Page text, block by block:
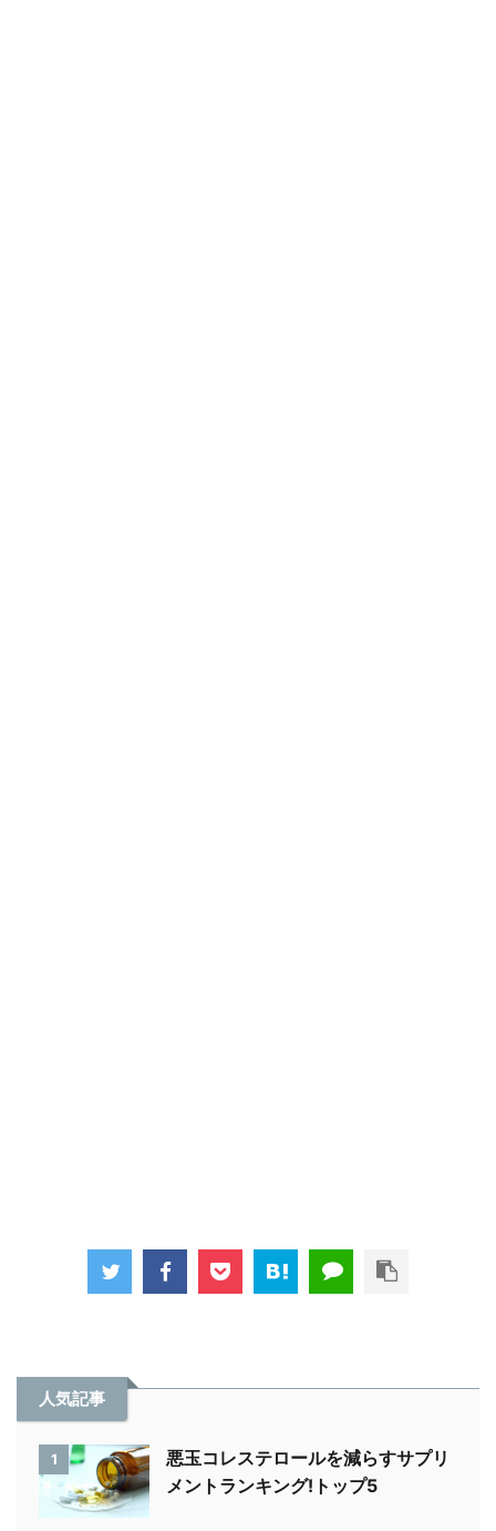
人気記事
1
悪玉コレステロールを減らすサプリ
メントランキング!トップ5